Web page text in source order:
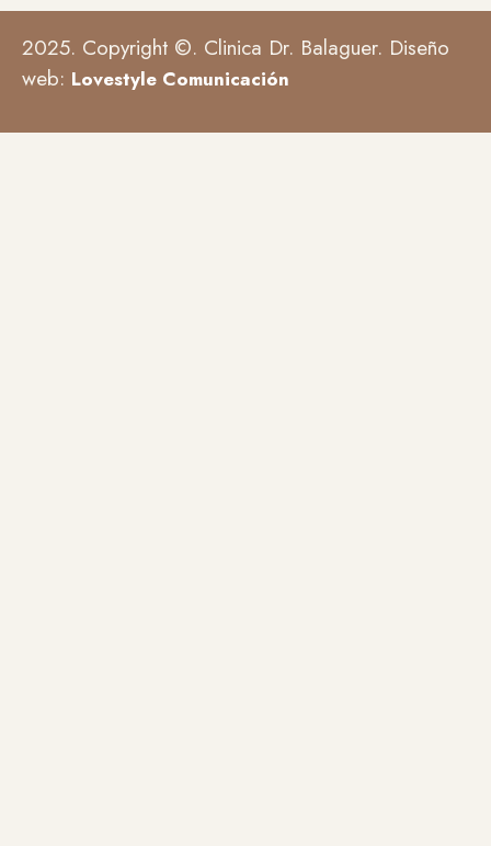
2025. Copyright ©. Clinica Dr. Balaguer. Diseño
web: Lovestyle Comunicación